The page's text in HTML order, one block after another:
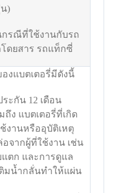
)
กรณีที่ใช้งานกับรถ
ดยสาร รถแท็กซี่
งแบตเตอรี่มีดังนี้
ะกัน 12 เดือน
ถึง แบตเตอรี่ที่เกิด
งานหรืออุบัติเหตุ
จากผู้ที่ใช้งาน เช่น
ตก และการดูแล
มน้ำกลั่นทำให้แผ่น